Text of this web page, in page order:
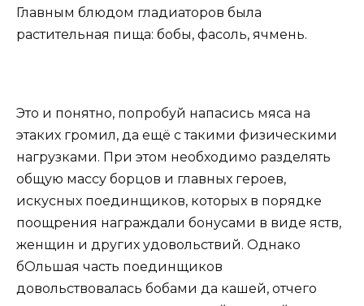
Главным блюдом гладиаторов была
растительная пища: бобы, фасоль, ячмень.
Это и понятно, попробуй напасись мяса на
этаких громил, да ещё с такими физическими
нагрузками. При этом необходимо разделять
общую массу борцов и главных героев,
искусных поединщиков, которых в порядке
поощрения награждали бонусами в виде яств,
женщин и других удовольствий. Однако
бОльшая часть поединщиков
довольствовалась бобами да кашей, отчего